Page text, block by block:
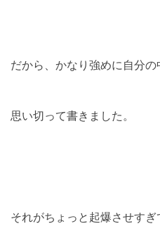
だから、かなり強めに自分の
思い切って書きました。
それがちょっと起爆させすぎ